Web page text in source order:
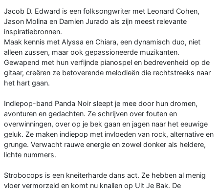
Jacob D. Edward is een folksongwriter met Leonard Cohen,
Jason Molina en Damien Jurado als zijn meest relevante
inspiratiebronnen.
Maak kennis met Alyssa en Chiara, een dynamisch duo, niet
alleen zussen, maar ook gepassioneerde muzikanten.
Gewapend met hun verfijnde pianospel en bedrevenheid op de
gitaar, creëren ze betoverende melodieën die rechtstreeks naar
het hart gaan.
Indiepop-band Panda Noir sleept je mee door hun dromen,
avonturen en gedachten. Ze schrĳven over fouten en
overwinningen, over op je bek gaan en jagen naar het eeuwige
geluk. Ze maken indiepop met invloeden van rock, alternative en
grunge. Verwacht rauwe energie en zowel donker als heldere,
lichte nummers.
Strobocops is een kneiterharde dans act. Ze hebben al menig
vloer vermorzeld en komt nu knallen op Uit Je Bak. De